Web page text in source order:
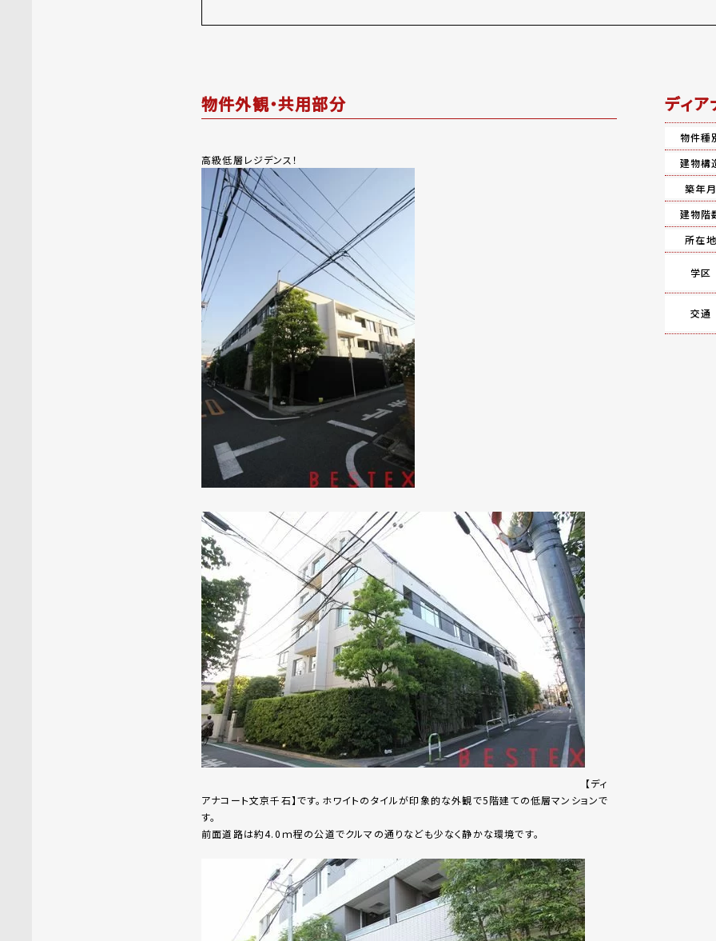
物件外観・共用部分
高級低層レジデンス！
【ディ
アナコート文京千石】です。ホワイトのタイルが印象的な外観で5階建ての低層マンションで
す。
前面道路は約4.0ｍ程の公道でクルマの通りなども少なく静かな環境です。
ディ
物件種
建物構
築年月
建物階
所在地
学区
交通